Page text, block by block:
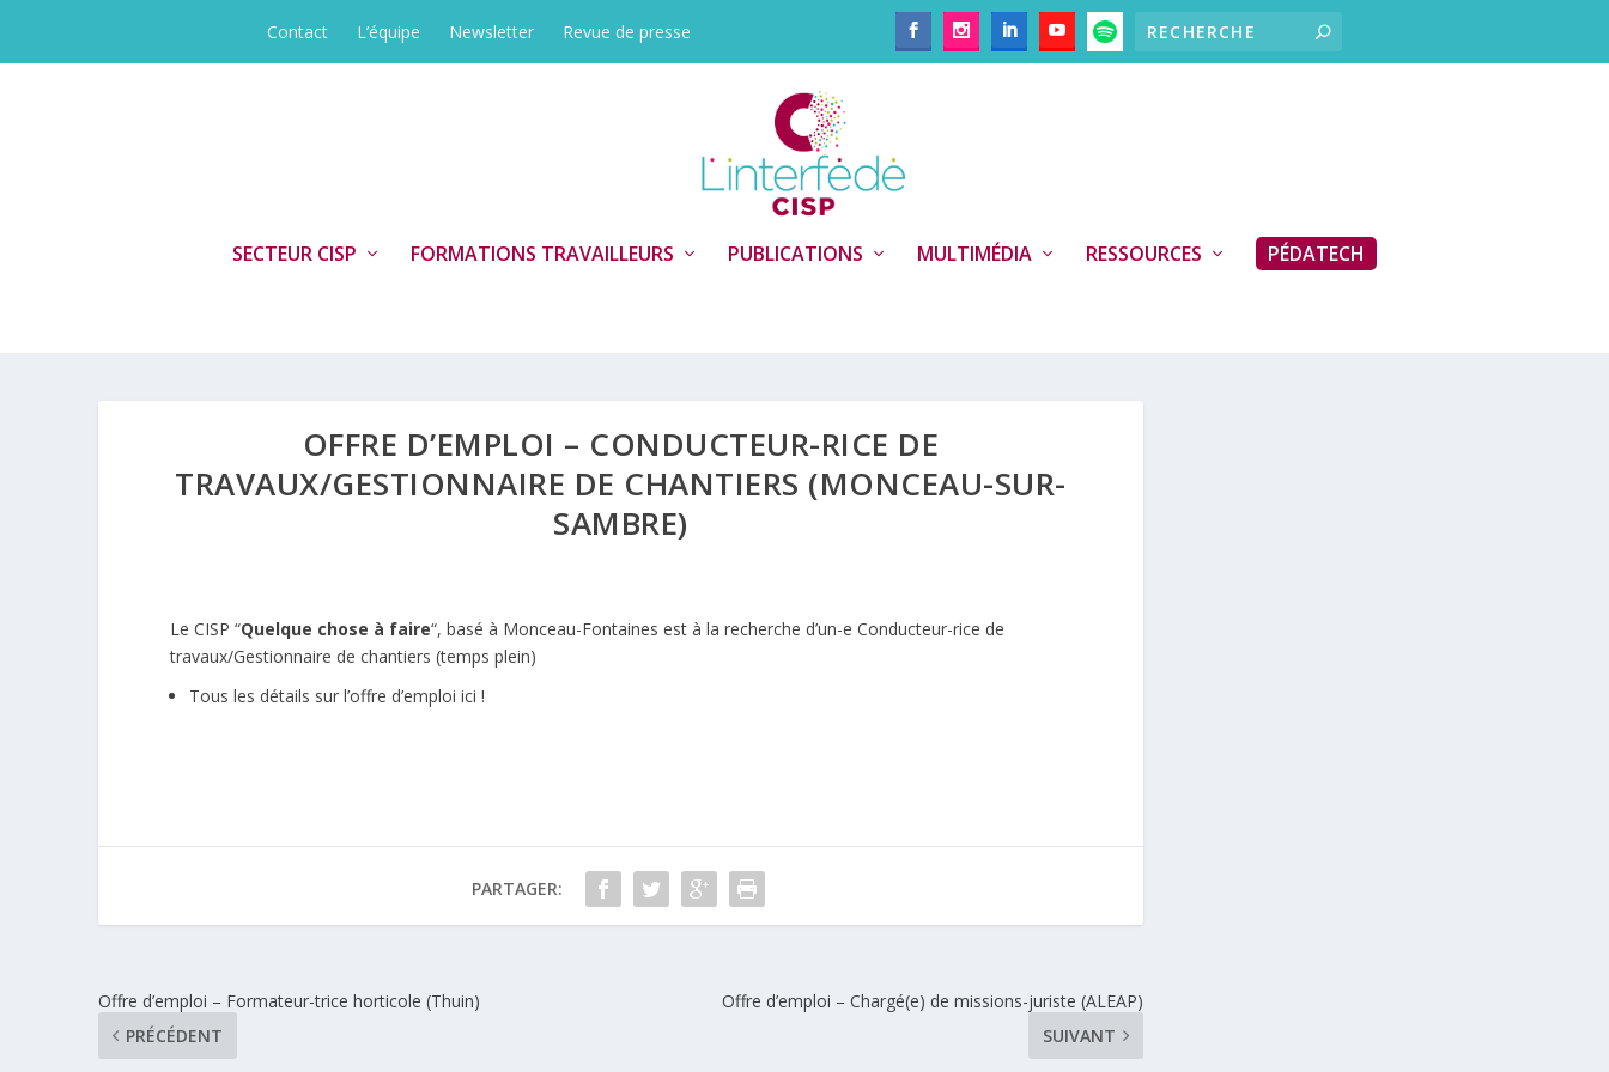
Contact L’équipe Newsletter Revue de presse
SECTEUR CISP FORMATIONS TRAVAILLEURS PUBLICATIONS MULTIMÉDIA RESSOURCES PÉDATECH
OFFRE D’EMPLOI – CONDUCTEUR-RICE DE
TRAVAUX/GESTIONNAIRE DE CHANTIERS (MONCEAU-SUR-
SAMBRE)
Le CISP “Quelque chose à faire“, basé à Monceau-Fontaines est à la recherche d’un-e Conducteur-rice de
travaux/Gestionnaire de chantiers (temps plein)
Tous les détails sur l’offre d’emploi ici !
PARTAGER:
Offre d’emploi – Formateur-trice horticole (Thuin)
PRÉCÉDENT
Offre d’emploi – Chargé(e) de missions-juriste (ALEAP)
SUIVANT